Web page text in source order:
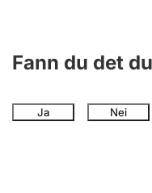
Fann du det
Ja Nei